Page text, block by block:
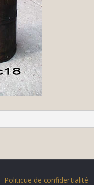
- Politique de confidentialité